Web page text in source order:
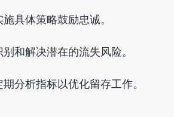
施具体策略鼓励忠诚。
别和解决潜在的流失风险。
期分析指标以优化留存工作。